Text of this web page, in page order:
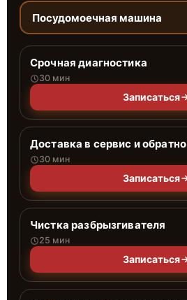
Посудомоечная машина
Срочная диагностика
30 мин
Записаться
Доставка в сервис и обратно
30 мин
Записаться
Чистка разбрызгивателя
25 мин
Записаться